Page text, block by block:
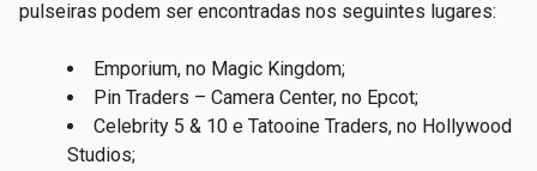
pulseiras podem ser encontradas nos seguintes lugares:
Emporium, no Magic Kingdom;
Pin Traders – Camera Center, no Epcot;
Celebrity 5 & 10 e Tatooine Traders, no Hollywood
Studios;